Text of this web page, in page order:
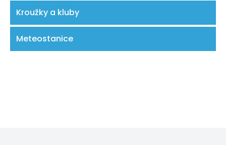
Kroužky a kluby
Meteostanice